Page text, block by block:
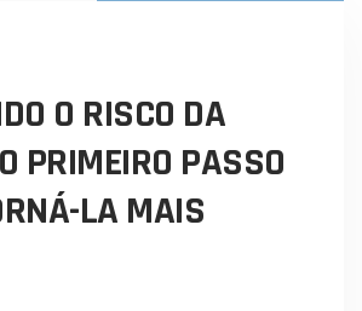
O RISCO DA
PRIMEIRO PASSO
LA MAIS